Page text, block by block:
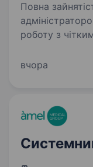
Повна зайнятість. Працюєш
роботу з
до команди,
вчора